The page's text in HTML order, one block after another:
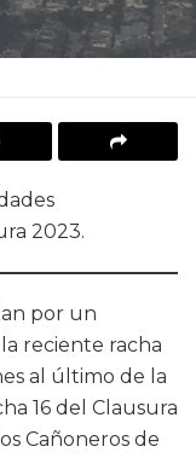
2023.
por un
reciente racha
al último de la
16 del Clausura
Cañoneros de